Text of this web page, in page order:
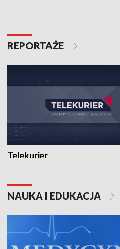
REPORTAŻE
Telekurier
NAUKA I EDUKACJA